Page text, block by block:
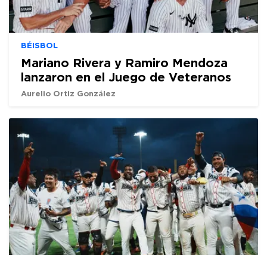
BÉISBOL
Mariano Rivera y Ramiro Mendoza
lanzaron en el Juego de Veteranos
Aurelio Ortiz González